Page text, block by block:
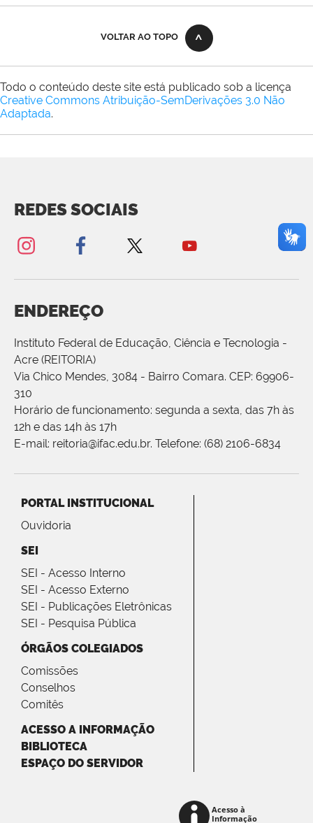
VOLTAR AO TOPO
Todo o conteúdo deste site está publicado sob a licença
Creative Commons Atribuição-SemDerivações 3.0 Não
Adaptada.
REDES SOCIAIS
ENDEREÇO
Instituto Federal de Educação, Ciência e Tecnologia -
Acre (REITORIA)
Via Chico Mendes, 3084 - Bairro Comara. CEP: 69906-
310
Horário de funcionamento: segunda a sexta, das 7h às
12h e das 14h às 17h
E-mail: reitoria@ifac.edu.br. Telefone: (68) 2106-6834
PORTAL INSTITUCIONAL
Ouvidoria
SEI
SEI - Acesso Interno
SEI - Acesso Externo
SEI - Publicações Eletrônicas
SEI - Pesquisa Pública
ÓRGÃOS COLEGIADOS
Comissões
Conselhos
Comitês
ACESSO A INFORMAÇÃO
BIBLIOTECA
ESPAÇO DO SERVIDOR